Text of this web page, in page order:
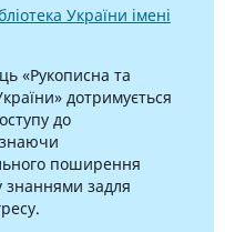
України імені
«Рукописна та
дотримується
до
поширення
знаннями задля